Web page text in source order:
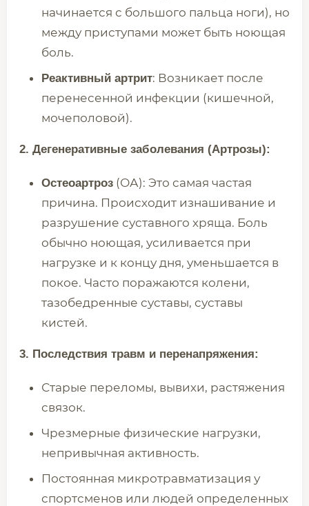
начинается с большого пальца ноги), но
между приступами может быть ноющая
боль.
Реактивный артрит: Возникает после
перенесенной инфекции (кишечной,
мочеполовой).
2. Дегенеративные заболевания (Артрозы):
Остеоартроз (ОА): Это самая частая
причина. Происходит изнашивание и
разрушение суставного хряща. Боль
обычно ноющая, усиливается при
нагрузке и к концу дня, уменьшается в
покое. Часто поражаются колени,
тазобедренные суставы, суставы
кистей.
3. Последствия травм и перенапряжения:
Старые переломы, вывихи, растяжения
связок.
Чрезмерные физические нагрузки,
непривычная активность.
Постоянная микротравматизация у
спортсменов или людей определенных